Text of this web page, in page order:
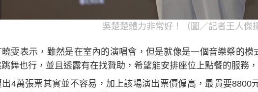
吳楚楚體力非常好！（圖／記者王人傑
曉雯表示，雖然是在室內的演唱會，但是就像是一個音樂祭的
舞也行，並且透露有在找贊助，希望能安排座位上點餐的服務
4萬張票其實並不容易，加上該場演出票價偏高，最貴要8800